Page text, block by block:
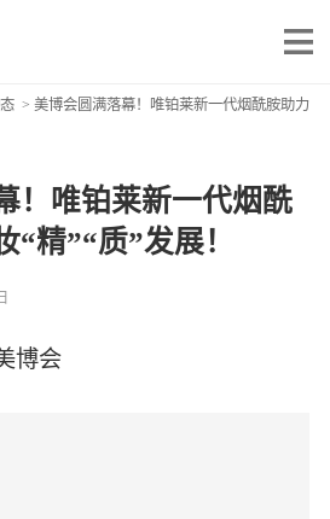
> 美博会圆满落幕！唯铂莱新一代烟酰胺助力
！唯铂莱新一代烟酰
“精”“质”发展！
博会